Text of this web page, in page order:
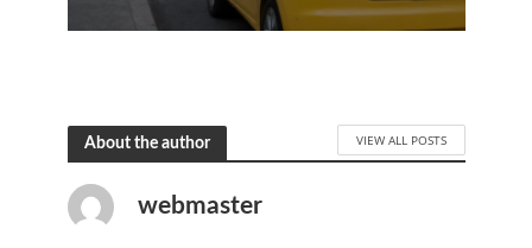
About the author VIEW ALL POSTS
webmaster